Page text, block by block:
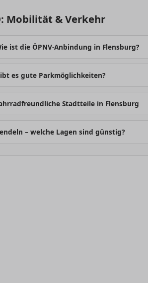
Mobilität & Verkehr
ist die ÖPNV-Anbindung in Flensburg?
es gute Parkmöglichkeiten?
Stadtteile in Flensburg
– welche Lagen sind günstig?